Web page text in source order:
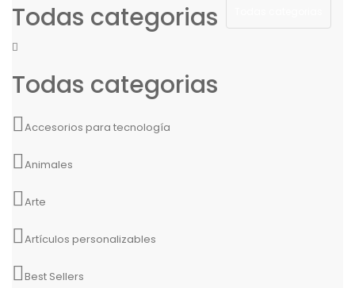
Todas categorias
Todas categorias
Accesorios para tecnología
Animales
Arte
Artículos personalizables
Best Sellers